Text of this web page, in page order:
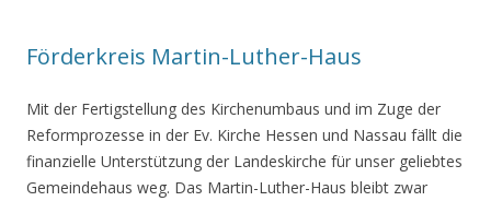
Förderkreis Martin-Luther-Haus
Mit der Fertigstellung des Kirchenumbaus und im Zuge der
Reformprozesse in der Ev. Kirche Hessen und Nassau fällt die
finanzielle Unterstützung der Landeskirche für unser geliebtes
Gemeindehaus weg. Das Martin-Luther-Haus bleibt zwar